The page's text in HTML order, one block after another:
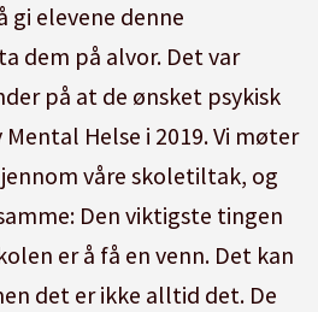
gi elevene denne
dem på alvor. Det var
på at de ønsket psykisk
Mental Helse i 2019. Vi møter
våre skoletiltak, og
Den viktigste tingen
er å få en venn. Det kan
det er ikke alltid det. De